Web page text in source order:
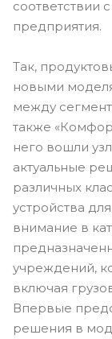
соответствии
предприятия.
Так,
новыми
между
также
него вошли
актуальные
различных
устройства
внимание в
учреждений,
включая
Впервые
решения в